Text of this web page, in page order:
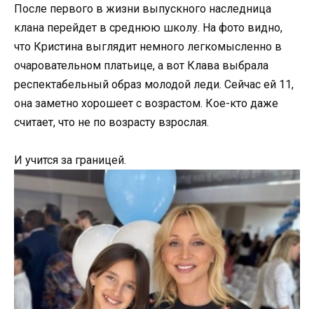
После первого в жизни выпускного наследница
клана перейдет в среднюю школу. На фото видно,
что Кристина выглядит немного легкомысленно в
очаровательном платьице, а вот Клава выбрала
респектабельный образ молодой леди. Сейчас ей 11,
она заметно хорошеет с возрастом. Кое-кто даже
считает, что не по возрасту взрослая.
И учится за границей.